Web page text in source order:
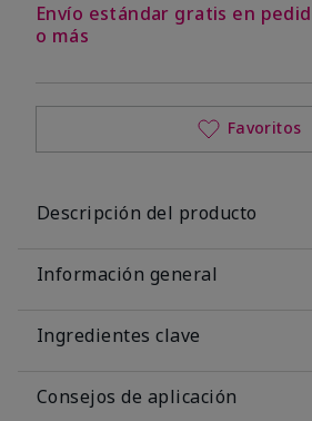
Envío estándar gratis en
o más
Favoritos
Descripción del producto
Información general
Ingredientes clave
Consejos de aplicación